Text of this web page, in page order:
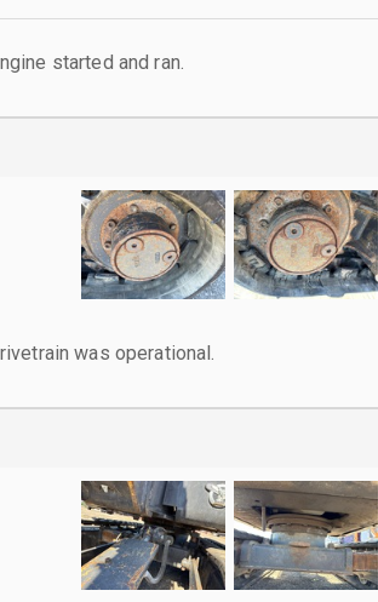
started and ran.
was operational.